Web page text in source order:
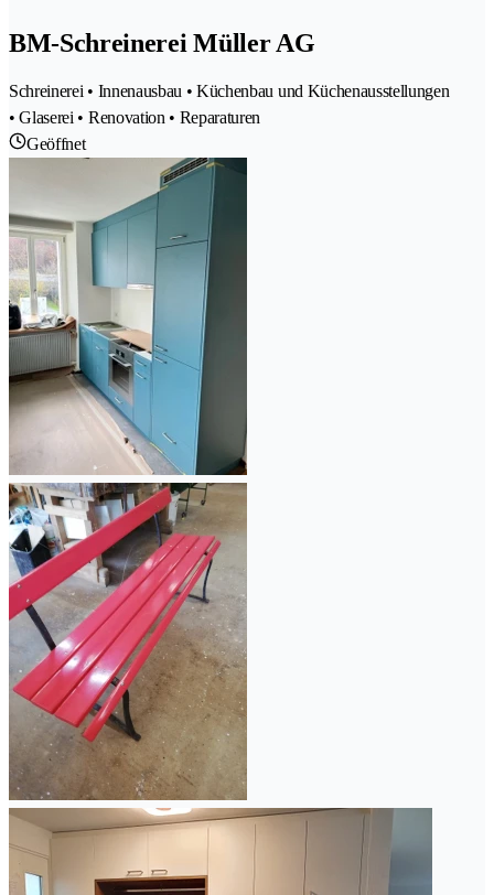
BM-Schreinerei Müller AG
Schreinerei • Innenausbau • Küchenbau und Küchenausstellungen
• Glaserei • Renovation • Reparaturen
Geöffnet